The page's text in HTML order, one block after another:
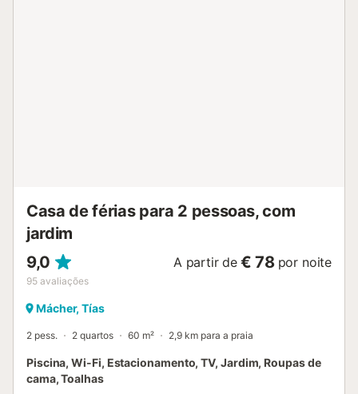
Casa de férias para 2 pessoas, com
jardim
9,0
95 avaliações
A partir de € 78 por noite
Mácher, Tías
2 pess. 2 quartos 60 m² 2,9 km para a praia
Piscina, Wi-Fi, Estacionamento, TV, Jardim, Roupas de
cama, Toalhas